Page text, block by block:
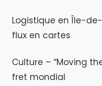
Logistique en Île-de-
flux en cartes
Culture – “Moving
fret mondial